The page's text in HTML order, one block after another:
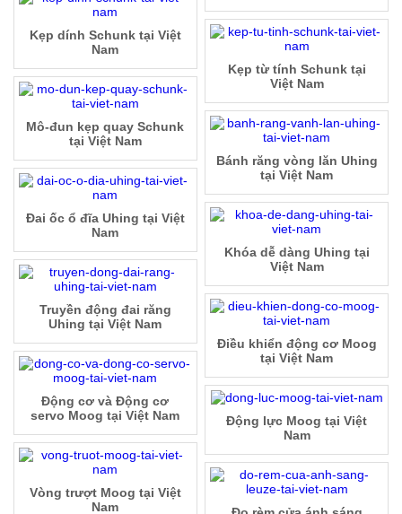
Kẹp dính Schunk tại Việt
Nam
Kẹp từ tính Schunk tại
Việt Nam
Mô-đun kẹp quay Schunk
tại Việt Nam
Bánh răng vòng lăn Uhing
tại Việt Nam
Đai ốc ổ đĩa Uhing tại Việt
Nam
Khóa dễ dàng Uhing tại
Việt Nam
Truyền động đai răng
Uhing tại Việt Nam
Điều khiển động cơ Moog
tại Việt Nam
Động cơ và Động cơ
servo Moog tại Việt Nam
Động lực Moog tại Việt
Nam
Vòng trượt Moog tại Việt
Nam